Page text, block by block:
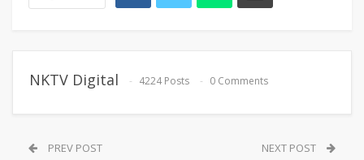
NKTV Digital 4224 Posts 0 Comments
PREV POST NEXT POST